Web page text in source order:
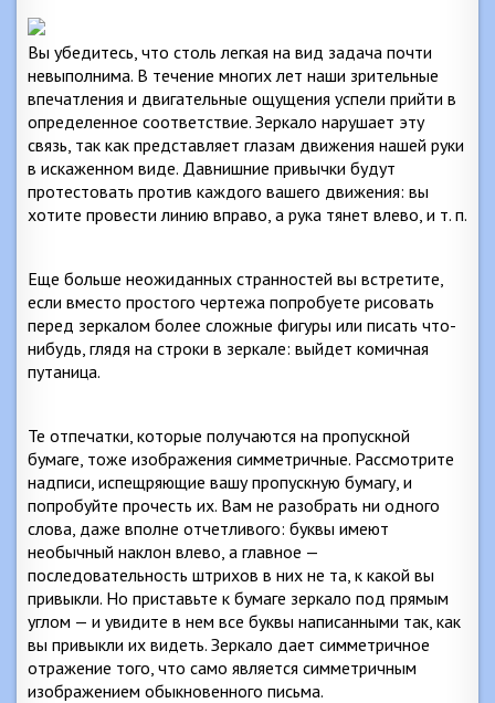
Вы убедитесь, что столь легкая на вид задача почти
невыполнима. В течение многих лет наши зрительные
впечатления и двигательные ощущения успели прийти в
определенное соответствие. Зеркало нарушает эту
связь, так как представляет глазам движения нашей руки
в искаженном виде. Давнишние привычки будут
протестовать против каждого вашего движения: вы
хотите провести линию вправо, а рука тянет влево, и т. п.
Еще больше неожиданных странностей вы встретите,
если вместо простого чертежа попробуете рисовать
перед зеркалом более сложные фигуры или писать что-
нибудь, глядя на строки в зеркале: выйдет комичная
путаница.
Те отпечатки, которые получаются на пропускной
бумаге, тоже изображения симметричные. Рассмотрите
надписи, испещряющие вашу пропускную бумагу, и
попробуйте прочесть их. Вам не разобрать ни одного
слова, даже вполне отчетливого: буквы имеют
необычный наклон влево, а главное —
последовательность штрихов в них не та, к какой вы
привыкли. Но приставьте к бумаге зеркало под прямым
углом — и увидите в нем все буквы написанными так, как
вы привыкли их видеть. Зеркало дает симметричное
отражение того, что само является симметричным
изображением обыкновенного письма.